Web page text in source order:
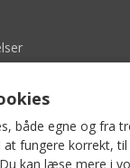
både egne og fra
at fungere korrekt,
kan læse mere i